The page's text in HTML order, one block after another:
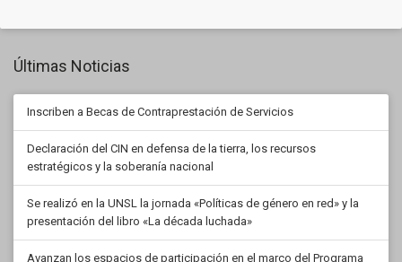
Últimas Noticias
Inscriben a Becas de Contraprestación de Servicios
Declaración del CIN en defensa de la tierra, los recursos
estratégicos y la soberanía nacional
Se realizó en la UNSL la jornada «Políticas de género en red» y la
presentación del libro «La década luchada»
Avanzan los espacios de participación en el marco del Programa